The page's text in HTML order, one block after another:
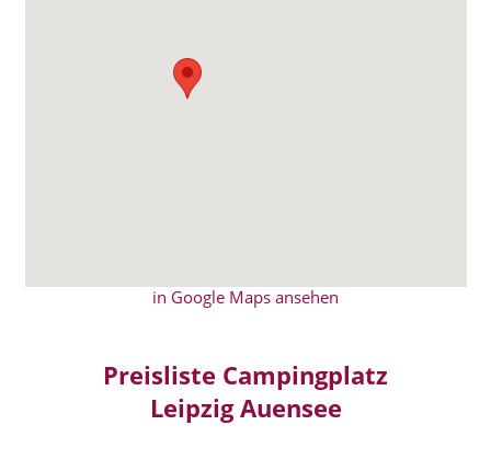
in Google Maps ansehen
Preisliste Campingplatz
Leipzig Auensee